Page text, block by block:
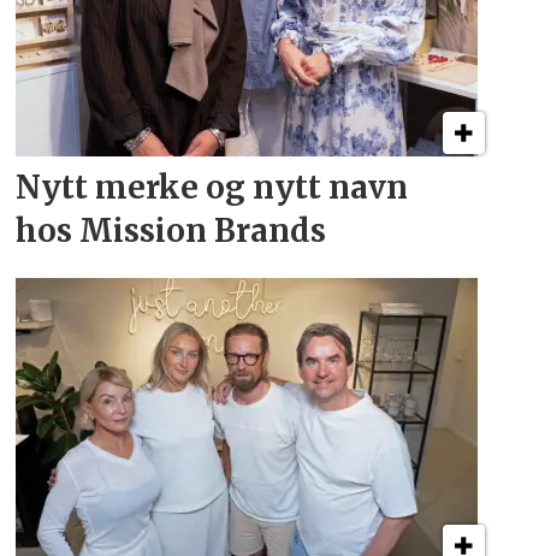
Nytt merke og nytt navn
hos Mission Brands